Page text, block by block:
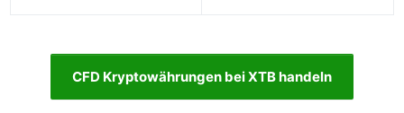
CFD Kryptowährungen bei XTB handeln